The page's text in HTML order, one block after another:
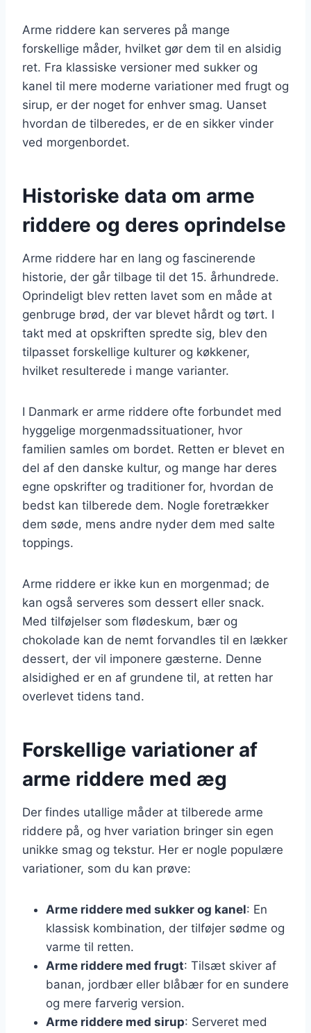
Arme riddere kan serveres på mange
forskellige måder, hvilket gør dem til en alsidig
ret. Fra klassiske versioner med sukker og
kanel til mere moderne variationer med frugt og
sirup, er der noget for enhver smag. Uanset
hvordan de tilberedes, er de en sikker vinder
ved morgenbordet.
Historiske data om arme
riddere og deres oprindelse
Arme riddere har en lang og fascinerende
historie, der går tilbage til det 15. århundrede.
Oprindeligt blev retten lavet som en måde at
genbruge brød, der var blevet hårdt og tørt. I
takt med at opskriften spredte sig, blev den
tilpasset forskellige kulturer og køkkener,
hvilket resulterede i mange varianter.
I Danmark er arme riddere ofte forbundet med
hyggelige morgenmadssituationer, hvor
familien samles om bordet. Retten er blevet en
del af den danske kultur, og mange har deres
egne opskrifter og traditioner for, hvordan de
bedst kan tilberede dem. Nogle foretrækker
dem søde, mens andre nyder dem med salte
toppings.
Arme riddere er ikke kun en morgenmad; de
kan også serveres som dessert eller snack.
Med tilføjelser som flødeskum, bær og
chokolade kan de nemt forvandles til en lækker
dessert, der vil imponere gæsterne. Denne
alsidighed er en af grundene til, at retten har
overlevet tidens tand.
Forskellige variationer af
arme riddere med æg
Der findes utallige måder at tilberede arme
riddere på, og hver variation bringer sin egen
unikke smag og tekstur. Her er nogle populære
variationer, som du kan prøve:
Arme riddere med sukker og kanel: En
klassisk kombination, der tilføjer sødme og
varme til retten.
Arme riddere med frugt: Tilsæt skiver af
banan, jordbær eller blåbær for en sundere
og mere farverig version.
Arme riddere med sirup: Serveret med